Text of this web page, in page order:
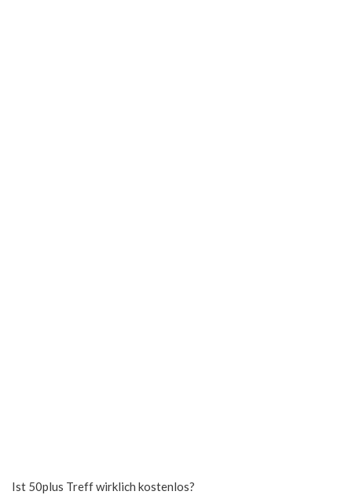
Ist 50plus Treff wirklich kostenlos?